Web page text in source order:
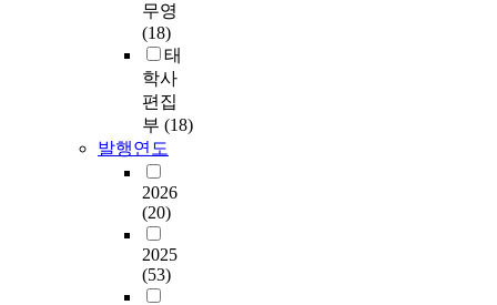
무영
(18)
태
학사
편집
부 (18)
발행연도
2026
(20)
2025
(53)